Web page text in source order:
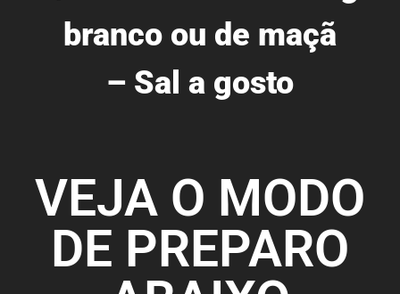
branco ou de maçã
– Sal a gosto
VEJA O MODO
DE PREPARO